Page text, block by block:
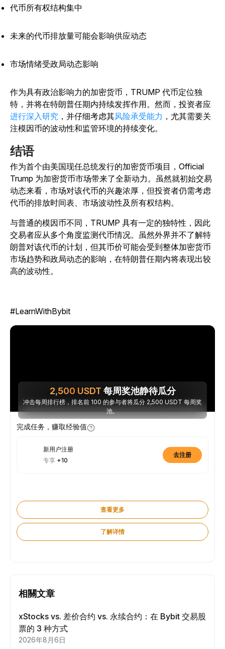
代币所有权结构集中
未来的代币排放量可能会影响供应动态
市场情绪受政局动态影响
作为具有政治影响力的加密货币，TRUMP 代币定位独
特，并将在特朗普任期内持续发挥作用。然而，投资者应
进行深入研究 ，并仔细考虑其风险承受能力 ，尤其需要关
注模因币的波动性和监管环境的持续变化。
结语
作为首个由美国现任总统发行的加密货币项目，Official
Trump 为加密货币市场带来了全新动力。虽然就初始交易
动态来看，市场对该代币的兴趣浓厚，但投资者仍需考虑
代币的排放时间表、市场波动性及所有权结构。
与普通的模因币不同，TRUMP 具有一定的独特性，因此
交易者应从多个角度监测代币情况。虽然外界并不了解特
朗普对该代币的计划，但其币价可能会受到整体加密货币
市场趋势和政局动态的影响，在特朗普任期内将表现出较
高的波动性。
#LearnWithBybit
2,500 USDT 每周奖池静待瓜分
冲击每周排行榜，排名前 100 的参与者将瓜分 2,500 USDT 每周奖
池。
完成任务，赚取经验值
新用户注册
专享 +10
去注册
查看更多
了解详情
相關文章
xStocks vs. 差价合约 vs. 永续合约：在 Bybit 交易股
票的 3 种方式
2026年8月6日